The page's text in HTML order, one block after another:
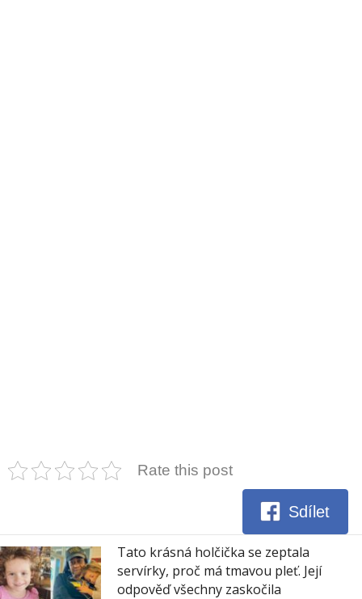
Rate this post
Sdílet
Tato krásná holčička se zeptala
servírky, proč má tmavou pleť. Její
odpověď všechny zaskočila